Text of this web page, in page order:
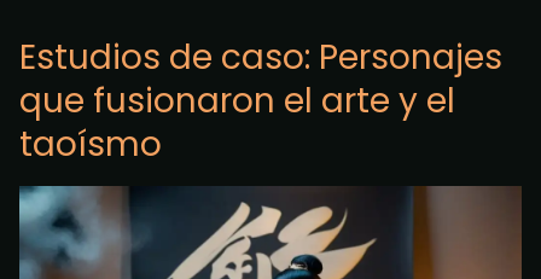
Estudios de caso: Personajes
que fusionaron el arte y el
taoísmo